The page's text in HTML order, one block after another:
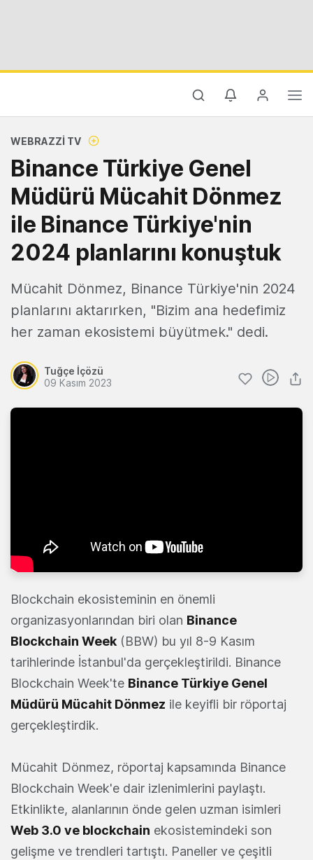
WEBRAZZI TV
Binance Türkiye Genel
Müdürü Mücahit Dönmez
ile Binance Türkiye'nin
2024 planlarını konuştuk
Mücahit Dönmez, Binance Türkiye'nin 2024
planlarını aktarırken, "Bizim ana hedefimiz
her zaman ekosistemi büyütmek." dedi.
Tuğçe İçözü
09 Kasım 2023
Blockchain ekosisteminin en önemli
organizasyonlarından biri olan Binance
Blockchain Week (BBW) bu yıl 8-9 Kasım
tarihlerinde İstanbul'da gerçekleştirildi. Binance
Blockchain Week'te Binance Türkiye Genel
Müdürü Mücahit Dönmez ile keyifli bir röportaj
gerçekleştirdik.
Mücahit Dönmez, röportaj kapsamında Binance
Blockchain Week'e dair izlenimlerini paylaştı.
Etkinlikte, alanlarının önde gelen uzman isimleri
Web 3.0 ve blockchain ekosistemindeki son
gelişme ve trendleri tartıştı. Paneller ve çeşitli